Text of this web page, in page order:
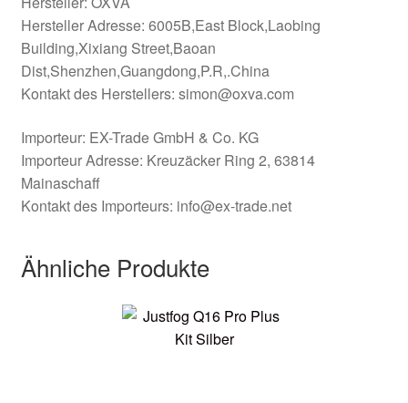
Hersteller Adresse: 6005B,East Block,Laobing
Building,Xixiang Street,Baoan
Dist,Shenzhen,Guangdong,P.R,.China
Kontakt des Herstellers: simon@oxva.com
Importeur: EX-Trade GmbH & Co. KG
Importeur Adresse: Kreuzäcker Ring 2, 63814
Mainaschaff
Kontakt des Importeurs: info@ex-trade.net
Ähnliche Produkte